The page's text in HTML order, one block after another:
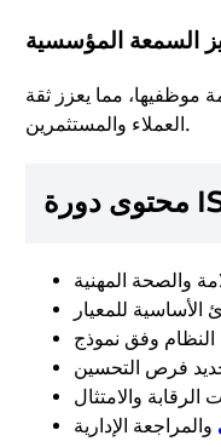
السمعة المؤسسية
موظفيها، مما يعزز ثقة
العملاء والمستثمرين.